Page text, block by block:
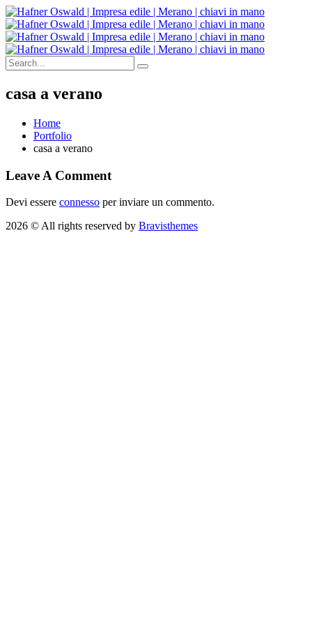
casa a verano
Home
Portfolio
casa a verano
Leave A Comment
Devi essere connesso per inviare un commento.
2026 © All rights reserved by Bravisthemes